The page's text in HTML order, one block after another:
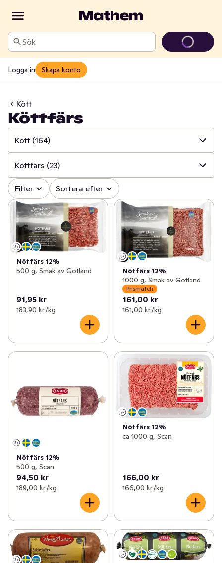
Sök
Logga in Skapa konto
Kött
Köttfärs
Kött (164)
✓ Alla (739)
✓ (164)
✓ Pålägg (133)
✓ Kyckling & fågel (110)
✓ Korv (154)
✓ Bullar, biffar & nuggets
Delikatesschark (87)
Blodpudding & sylta (7)
Köttfärs (23)
✓ Alla (164)
✓ Köttfärs (23)
Nötkött (54)
✓ Fläskkött (60)
✓ Lamm (14)
✓ Viltkött
✓ Färska hamburgare (5)
Filter Sortera efter
Nötfärs 12%
500 g, Smak av Gotland
91,95 kr
183,90 kr /kg
Nötfärs 12%
1000 g, Smak av Gotland
Prismatch
161,00 kr
161,00 kr /kg
Nötfärs 12%
500 g, Scan
94,50 kr
189,00 kr /kg
Nötfärs 12%
ca 1000 g, Scan
166,00 kr
166,00 kr /kg